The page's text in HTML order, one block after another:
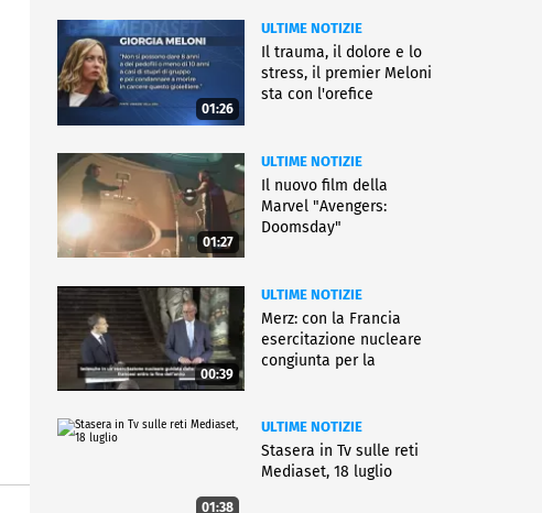
01:26
ULTIME NOTIZIE
Il trauma, il dolore e lo
stress, il premier Meloni
sta con l'orefice
01:27
ULTIME NOTIZIE
Il nuovo film della
Marvel "Avengers:
Doomsday"
00:39
ULTIME NOTIZIE
Merz: con la Francia
esercitazione nucleare
congiunta per la
01:38
ULTIME NOTIZIE
Stasera in Tv sulle reti
Mediaset, 18 luglio